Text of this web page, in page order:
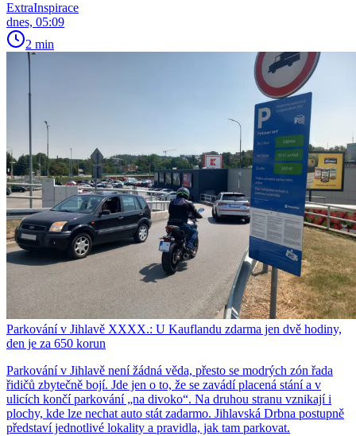
ExtraInspirace
dnes, 05:09
2 min
Parkování v Jihlavě XXXX.: U Kauflandu zdarma jen dvě hodiny,
den je za 650 korun
Parkování v Jihlavě není žádná věda, přesto se modrých zón řada
řidičů zbytečně bojí. Jde jen o to, že se zavádí placená stání a v
ulicích končí parkování „na divoko“. Na druhou stranu vznikají i
plochy, kde lze nechat auto stát zadarmo. Jihlavská Drbna postupně
představí jednotlivé lokality a pravidla, jak tam parkovat.